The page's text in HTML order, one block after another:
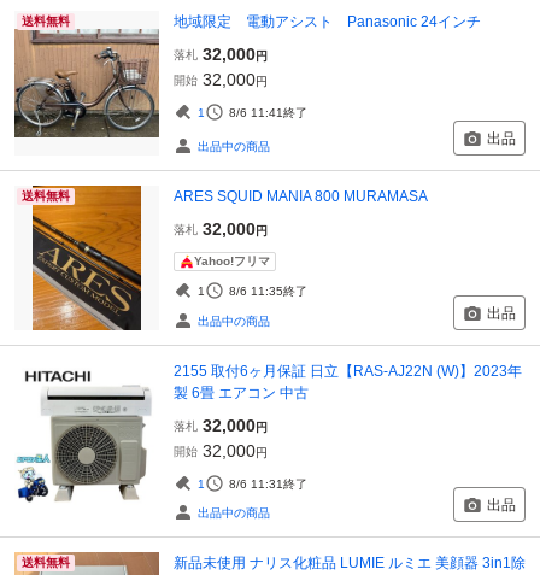
送料無料 地域限定 電動アシスト Panasonic 24インチ
落札 32,000円
開始 32,000円
1 8/6 11:41終了
出品中の商品 出品
送料無料 ARES SQUID MANIA 800 MURAMASA
落札 32,000円
Yahoo!フリマ
1 8/6 11:35終了
出品中の商品 出品
2155 取付6ヶ月保証 日立【RAS-AJ22N (W)】2023年
製 6畳 エアコン 中古
落札 32,000円
開始 32,000円
1 8/6 11:31終了
出品中の商品 出品
送料無料
新品未使用 ナリス化粧品 LUMIE ルミエ 美顔器 3in1除